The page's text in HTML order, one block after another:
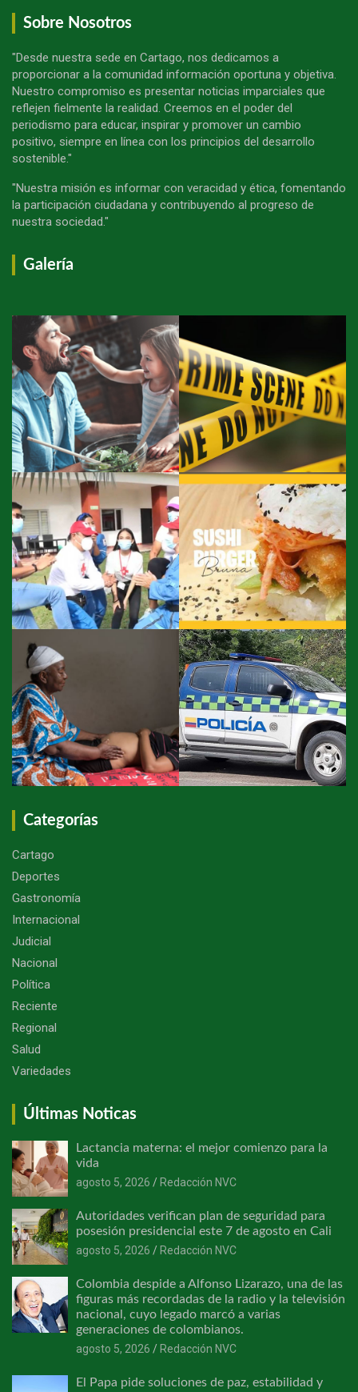
Sobre Nosotros
"Desde nuestra sede en Cartago, nos dedicamos a
proporcionar a la comunidad información oportuna y objetiva.
Nuestro compromiso es presentar noticias imparciales que
reflejen fielmente la realidad. Creemos en el poder del
periodismo para educar, inspirar y promover un cambio
positivo, siempre en línea con los principios del desarrollo
sostenible."
"Nuestra misión es informar con veracidad y ética, fomentando
la participación ciudadana y contribuyendo al progreso de
nuestra sociedad."
Galería
Categorías
Cartago
Deportes
Gastronomía
Internacional
Judicial
Nacional
Política
Reciente
Regional
Salud
Variedades
Últimas Noticas
Lactancia materna: el mejor comienzo para la
vida
agosto 5, 2026
Redacción NVC
Autoridades verifican plan de seguridad para
posesión presidencial este 7 de agosto en Cali
agosto 5, 2026
Redacción NVC
Colombia despide a Alfonso Lizarazo, una de las
figuras más recordadas de la radio y la televisión
nacional, cuyo legado marcó a varias
generaciones de colombianos.
agosto 5, 2026
Redacción NVC
El Papa pide soluciones de paz, estabilidad y